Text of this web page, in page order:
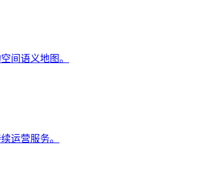
间语义地图。
运营服务。